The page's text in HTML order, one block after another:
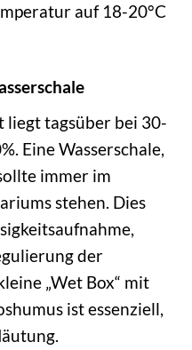
auf 18-20°C
liegt tagsüber bei 30-
Eine Wasserschale,
immer im
stehen. Dies
der
„Wet Box“ mit
ist essenziell,